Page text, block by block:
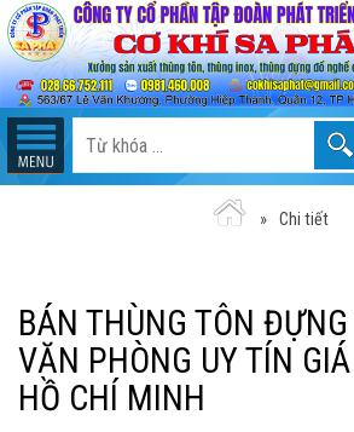
Chi tiết
BÁN THÙNG TÔN
VĂN PHÒNG UY TÍN
HỒ CHÍ MINH